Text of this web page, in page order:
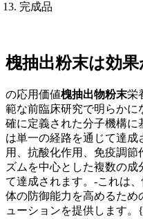
完成品
槐抽出粉末は効
の応用価値槐抽出物粉末栄
範な前臨床研究で明らかに
確に定義された分子機構
は単一の経路を通じて達
用、抗酸化作用、免疫調
ズムを中心とした複数の
て達成されます。-これは
体の防御能力を高めるため
ューションを提供します